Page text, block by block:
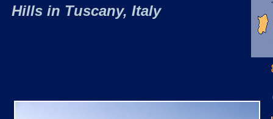
Hills in Tuscany, Italy